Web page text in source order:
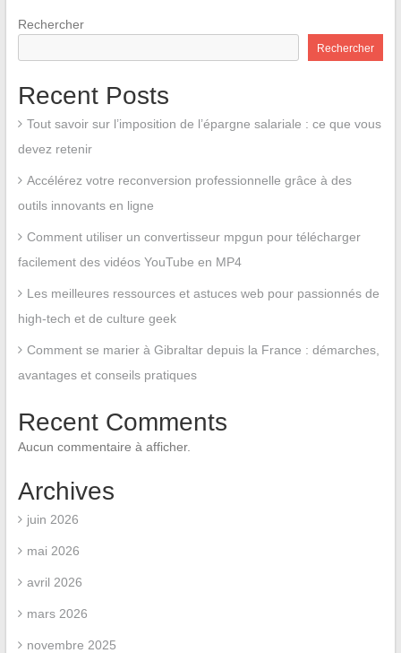
Rechercher
Rechercher
Recent Posts
Tout savoir sur l’imposition de l’épargne salariale : ce que vous
devez retenir
Accélérez votre reconversion professionnelle grâce à des
outils innovants en ligne
Comment utiliser un convertisseur mpgun pour télécharger
facilement des vidéos YouTube en MP4
Les meilleures ressources et astuces web pour passionnés de
high-tech et de culture geek
Comment se marier à Gibraltar depuis la France : démarches,
avantages et conseils pratiques
Recent Comments
Aucun commentaire à afficher.
Archives
juin 2026
mai 2026
avril 2026
mars 2026
novembre 2025